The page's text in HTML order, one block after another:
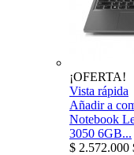
¡OFERTA!
Vista rápida
Añadir a
Notebook
3050 6GB...
$ 2.572.000